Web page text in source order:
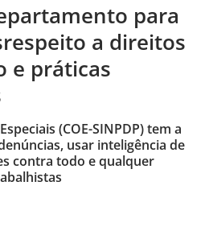
para
a direitos
e práticas
(COE-SINPDP) tem a
usar inteligência de
contra todo e qualquer